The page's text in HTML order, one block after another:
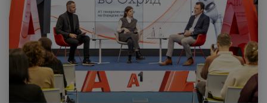
Приватни Деловни
Поддршка
Надополни кредит